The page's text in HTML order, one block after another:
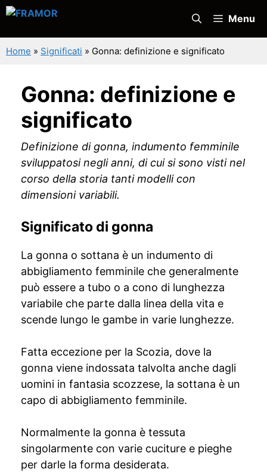
Vai
contenuto
Menu
Home » Significati » Gonna: definizione e significato
Gonna: definizione e
significato
Definizione di gonna, indumento femminile
sviluppatosi negli anni, di cui si sono visti nel
corso della storia tanti modelli con
dimensioni variabili.
Significato di gonna
La gonna o sottana è un indumento di
abbigliamento femminile che generalmente
può essere a tubo o a cono di lunghezza
variabile che parte dalla linea della vita e
scende lungo le gambe in varie lunghezze.
Fatta eccezione per la Scozia, dove la
gonna viene indossata talvolta anche dagli
uomini in fantasia scozzese, la sottana è un
capo di abbigliamento femminile.
Normalmente la gonna è tessuta
singolarmente con varie cuciture e pieghe
per darle la forma desiderata.